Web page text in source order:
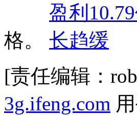
格。
[责任编辑：
3g.ifeng.com